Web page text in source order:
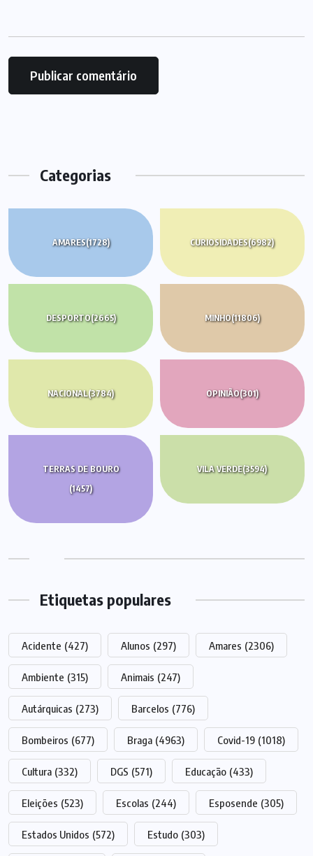
Categorias
AMARES(1728) CURIOSIDADES(6982)
DESPORTO(2665) MINHO(11806)
NACIONAL(3784) OPINIÃO(301)
TERRAS DE BOURO
(1457)
VILA VERDE(3594)
Etiquetas populares
Acidente (427) Alunos (297) Amares (2306)
Ambiente (315) Animais (247)
Autárquicas (273) Barcelos (776)
Bombeiros (677) Braga (4963) Covid-19 (1018)
Cultura (332) DGS (571) Educação (433)
Eleições (523) Escolas (244) Esposende (305)
Estados Unidos (572) Estudo (303)